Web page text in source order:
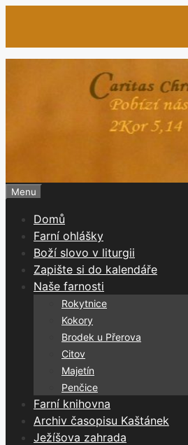
obsah
Menu
Domů
Farní ohlášky
Boží slovo v liturgii
Zapište si do kalendáře
Naše farnosti
Rokytnice
Kokory
Brodek u Přerova
Citov
Majetín
Penčice
Farní knihovna
Archiv časopisu Kaštánek
Ježíšova zahrada